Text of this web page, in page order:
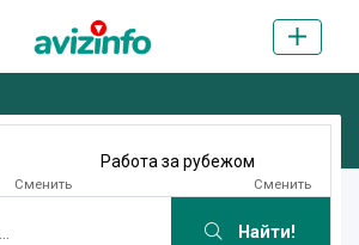
Сменить
Работа за рубежом
Сменить
Найти!